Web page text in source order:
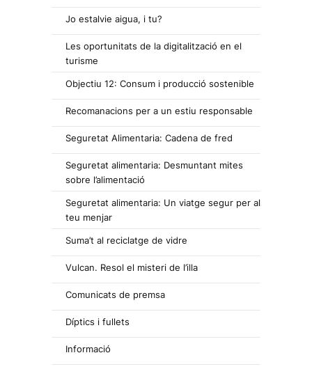
Jo estalvie aigua, i tu?
Les oportunitats de la digitalització en el
turisme
Objectiu 12: Consum i producció sostenible
Recomanacions per a un estiu responsable
Seguretat Alimentaria: Cadena de fred
Seguretat alimentaria: Desmuntant mites
sobre l’alimentació
Seguretat alimentaria: Un viatge segur per al
teu menjar
Suma’t al reciclatge de vidre
Vulcan. Resol el misteri de l’illa
Comunicats de premsa
Díptics i fullets
Informació